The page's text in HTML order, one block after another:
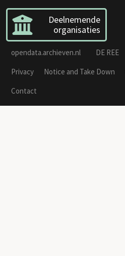
Deelnemende
organisaties
opendata.archieven.nl DE REE
Privacy
Notice and Take Down
Contact